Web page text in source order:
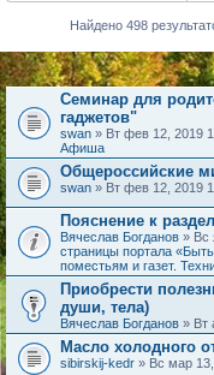
Найдено 498
Семинар для
гаджетов"
swan » Вт фев 12, 2019
Афиша
Общероссийские
swan » Вт фев 12, 2019
Пояснение к
Вячеслав Богданов » Вс
страницы портала
поместьям и газет.
Приобрести
души, тела)
Вячеслав Богданов » Вт
Масло холодного
sibirskij-kedr » Вс мар